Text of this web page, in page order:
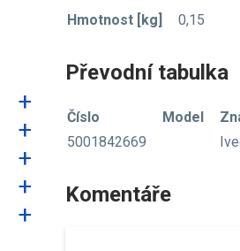
+
+
+
+
+
Hmotnost [kg] 0,15
Převodní tabulka
Číslo Model
5001842669
Komentáře